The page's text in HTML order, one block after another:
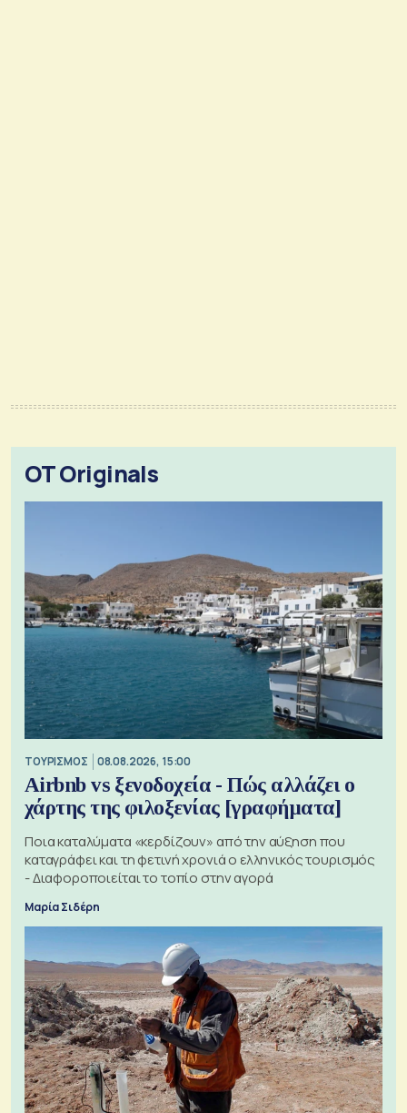
OT Originals
ΤΟΥΡΙΣΜΟΣ 08.08.2026, 15:00
Airbnb vs ξενοδοχεία - Πώς αλλάζει ο
χάρτης της φιλοξενίας [γραφήματα]
Ποια καταλύματα «κερδίζουν» από την αύξηση που
καταγράφει και τη φετινή χρονιά ο ελληνικός τουρισμός
- Διαφοροποιείται το τοπίο στην αγορά
Μαρία Σιδέρη